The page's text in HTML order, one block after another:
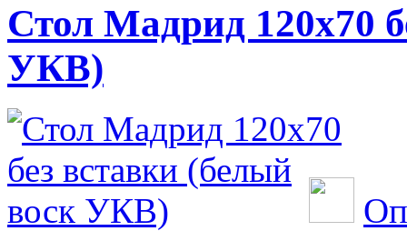
Стол Мадрид 120х70
УКВ)